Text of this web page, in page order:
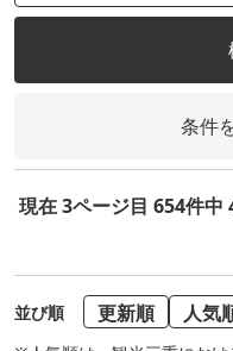
条件
現在 3ページ目 654件中
並び順 更新順 人気